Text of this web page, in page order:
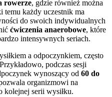
rowerze, gdzie również można
temu każdy uczestnik ma
do swoich indywidualnych
ćwiczenia anaerobowe, które
intensywnych seriach.
a odpoczynkiem, często
podczas sesji
wynoszący od 60 do
organizmowi na
kolejnej serii wysiłku.